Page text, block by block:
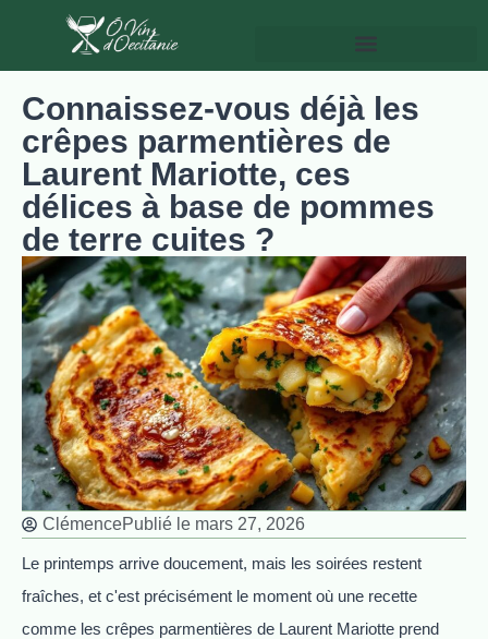
Connaissez-vous déjà les
crêpes parmentières de
Laurent Mariotte, ces
délices à base de pommes
de terre cuites ?
ClémencePublié le mars 27, 2026
Le printemps arrive doucement, mais les soirées restent
fraîches, et c'est précisément le moment où une recette
comme les crêpes parmentières de Laurent Mariotte prend